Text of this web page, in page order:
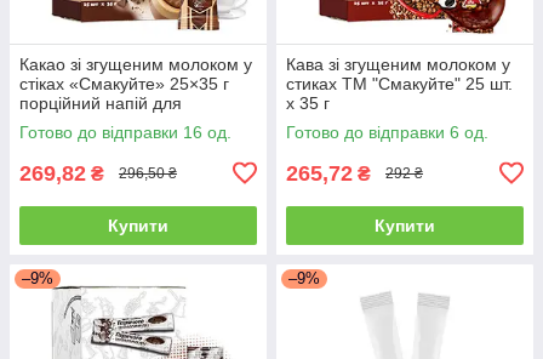
Какао зі згущеним молоком у
стіках «Смакуйте» 25×35 г
порційний напій для
швидкого приготування
смачного напою
Готово до відправки 16 од.
269,82 ₴ 296,50 ₴
Купити
Кава зі згущеним молоком у
стиках ТМ "Смакуйте" 25 шт.
х 35 г
Готово до відправки 6 од.
265,72 ₴ 292 ₴
Купити
–9% –9%